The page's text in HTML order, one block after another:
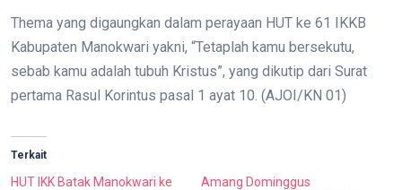
Thema yang digaungkan dalam perayaan HUT ke 61 IKKB
Kabupaten Manokwari yakni, “Tetaplah kamu bersekutu,
sebab kamu adalah tubuh Kristus”, yang dikutip dari Surat
pertama Rasul Korintus pasal 1 ayat 10. (AJOI/KN 01)
Terkait
HUT IKK Batak Manokwari ke
Amang Dominggus